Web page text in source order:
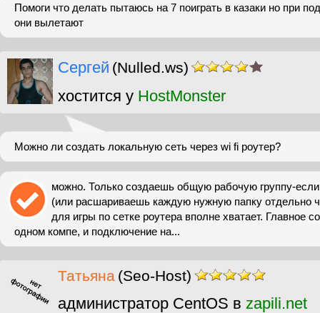
Помоги что делать пытаюсь на 7 поиграть в казаки но при
они вылетают
Сергей (Nulled.ws)
хостится у HostMonster
Можно ли создать локальную сеть через wi fi роутер?
можно. Только создаешь общую рабочую группу-
(или расшариваешь каждую нужную папку отдельно
для игры по сетке роутера вполне хватает. Главное
одном компе, и подключение на...
Татьяна (Seo-Host)
администратор CentOS в zapili.net